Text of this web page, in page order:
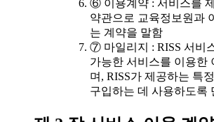
⑥ 이용계약 : 서비스를
약관으로 교육정보원과
는 계약을 말함
⑦ 마일리지 : RISS 서비
가능한 서비스를 이용한
며, RISS가 제공하는 특
구입하는 데 사용하도록